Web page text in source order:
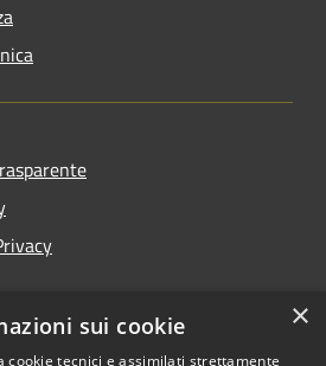
×
sui cookie
cookie tecnici e assimilati strettamente